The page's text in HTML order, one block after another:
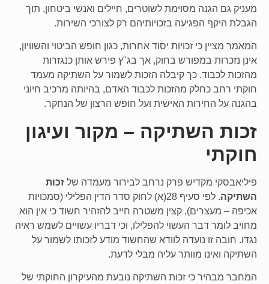
מעניק גם הגנה מסוימת לשוטרים, חיילים ואנשי ביטחון, תוך
הגבלת היקף הפגיעה בזכויותיהם רק לצורכי השירות.
המאמר מציין כי זכויות יסוד אחרות, כגון חופש הביטוי והשוויון,
אינן נזכרות במפורש בחוק, אך בג"ץ פירש אותן כנגזרות
מהזכות לכבוד. כך קיבלה הזכות לשמור על השתיקה מעמד
חוקתי רחב כחלק מהזכות לכבוד האדם, בהיותה מרכיב חיוני
בהגנה על החירות האישית ועל חופש הרצון של הנחקר.
זכות השתיקה – מקור ועיגון
חוקתי
פיליאבסקי מקדיש פרק נרחב לבירור מעמדה של זכות
השתיקה
. לפי סעיף 28(א) לחוק סדר הדין הפלילי (סמכויות
אכיפה – מעצרים), קצין משטרה חייב להזהיר חשוד כי אין הוא
מחויב לומר דבר העשוי להפלילו, וכי דבריו עשויים לשמש ראיה
נגדו. חובה זו נועדה לוודא שהחשוד מודע לזכותו לשמור על
השתיקה ואינו מוותר עליה מבלי לדעת.
המחבר מבהיר כי זכות השתיקה נובעת מהעיקרון החוקתי של